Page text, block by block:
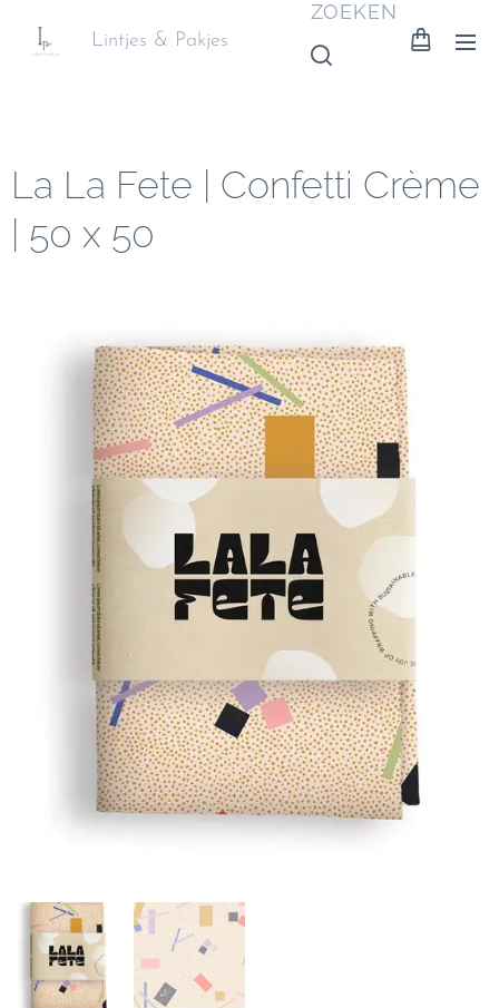
Lintjes & Pakjes
ZOEKEN
La La Fete | Confetti Crème
| 50 x 50